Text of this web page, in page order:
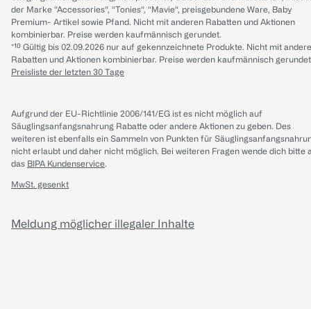
der Marke “Accessories“, “Tonies“, “Mavie“, preisgebundene Ware, Baby
Premium- Artikel sowie Pfand. Nicht mit anderen Rabatten und Aktionen
kombinierbar. Preise werden kaufmännisch gerundet.
*¹⁰ Gültig bis 02.09.2026 nur auf gekennzeichnete Produkte. Nicht mit
Rabatten und Aktionen kombinierbar. Preise werden kaufmännisch
Preisliste der letzten 30 Tage
Aufgrund der EU-Richtlinie 2006/141/EG ist es nicht möglich auf
Säuglingsanfangsnahrung Rabatte oder andere Aktionen zu geben. Des
weiteren ist ebenfalls ein Sammeln von Punkten für
nicht erlaubt und daher nicht möglich. Bei weiteren Fragen wende dich bitte
das BIPA Kundenservice.
MwSt. gesenkt
Meldung möglicher illegaler Inhalte